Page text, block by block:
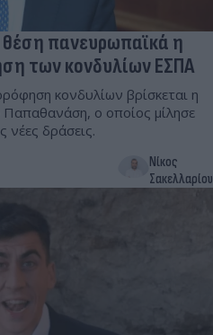
πανευρωπαϊκά η
των κονδυλίων ΕΣΠΑ
κονδυλίων βρίσκεται η
ο οποίος μίλησε
νέες δράσεις.
Νίκος
Σακελλαρίου